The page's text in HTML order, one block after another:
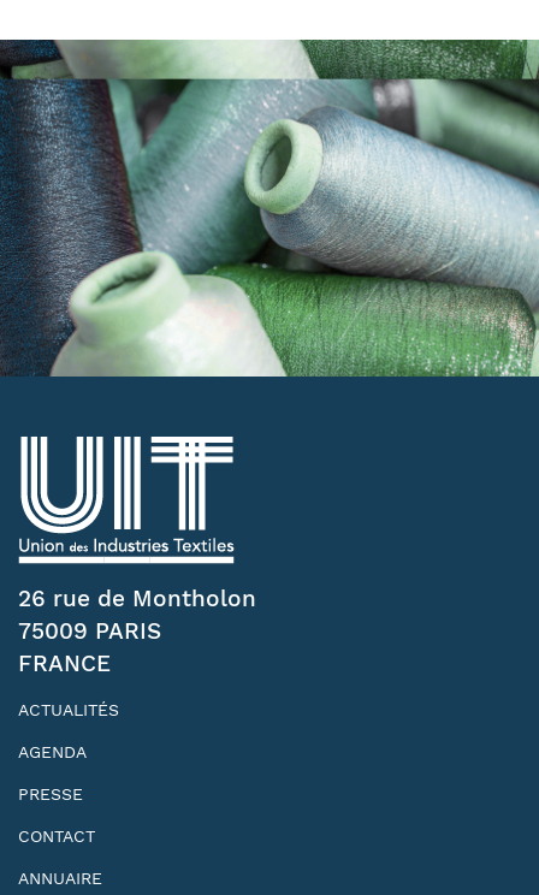
26 rue de Montholon
75009 PARIS
FRANCE
ACTUALITÉS
AGENDA
PRESSE
CONTACT
ANNUAIRE